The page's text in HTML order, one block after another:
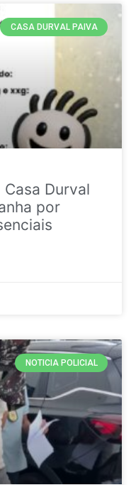
CASA DURVAL PAIVA
Durval
por
NOTICIA POLICIAL